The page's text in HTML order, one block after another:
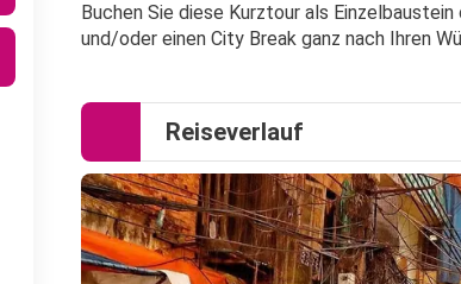
Buchen Sie diese Kurztour als
und/oder einen City Break ganz nach Ihren
Reiseverlauf